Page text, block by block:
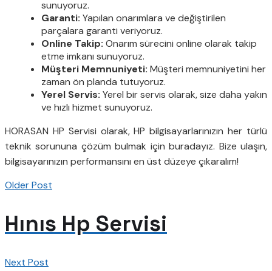
sunuyoruz.
Garanti: Yapılan onarımlara ve değiştirilen
parçalara garanti veriyoruz.
Online Takip: Onarım sürecini online olarak takip
etme imkanı sunuyoruz.
Müşteri Memnuniyeti: Müşteri memnuniyetini her
zaman ön planda tutuyoruz.
Yerel Servis: Yerel bir servis olarak, size daha yakın
ve hızlı hizmet sunuyoruz.
HORASAN HP Servisi olarak, HP bilgisayarlarınızın her türlü
teknik sorununa çözüm bulmak için buradayız. Bize ulaşın,
bilgisayarınızın performansını en üst düzeye çıkaralım!
Older Post
Hınıs Hp Servisi
Next Post